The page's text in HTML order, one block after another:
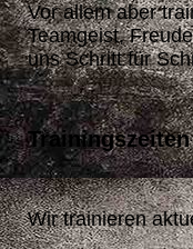
Vor allem aber
Teamgeist,
uns Schritt für
Trainingszeiten
Wir trainieren